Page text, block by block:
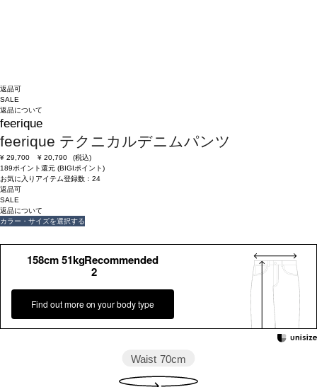
返品可
SALE
返品について
feerique
feerique テクニカルデニムパンツ
¥ 29,700 ¥ 20,790
(税込)
189ポイント還元 (BIGIポイント)
お気に入りアイテム登録数： 24
返品可
SALE
返品について
カラー・サイズを選択する
158cm 51kgRecommended
2
Find out more on your body type
Waist 70cm